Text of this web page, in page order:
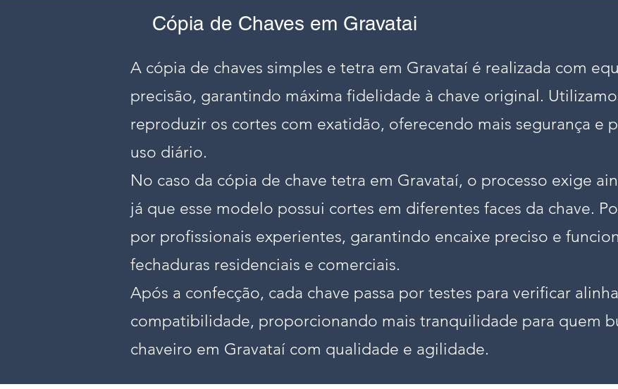
Cópia de Chaves em Gravatai
A cópia de chaves simples e tetra em Gravataí é realizada com
precisão, garantindo máxima fidelidade à chave original.
reproduzir os cortes com exatidão, oferecendo mais segurança e
uso diário.
No caso da cópia de chave tetra em Gravataí, o processo exige
já que esse modelo possui cortes em diferentes faces da chave.
por profissionais experientes, garantindo encaixe preciso e
fechaduras residenciais e comerciais.
Após a confecção, cada chave passa por testes para verificar
compatibilidade, proporcionando mais tranquilidade para quem
chaveiro em Gravataí com qualidade e agilidade.